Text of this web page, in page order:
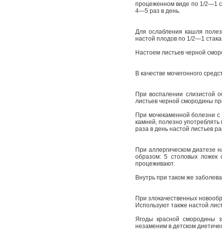
процеженном виде по 1/2—1
4—5 раз в день.
Для ослабления кашля
настой плодов по 1/2—1
Настоем листьев черной
В качестве мочегонного
При воспалении слизистой
листьев черной смородины
При мочекаменной болезни
камней, полезно
раза в день настой листьев
При аллергическом диатезе
образом: 5 столовых ложек
процеживают.
Внутрь при таком же
При злокачественных
Используют также настой
Ягоды красной смородины
незаменим в детском